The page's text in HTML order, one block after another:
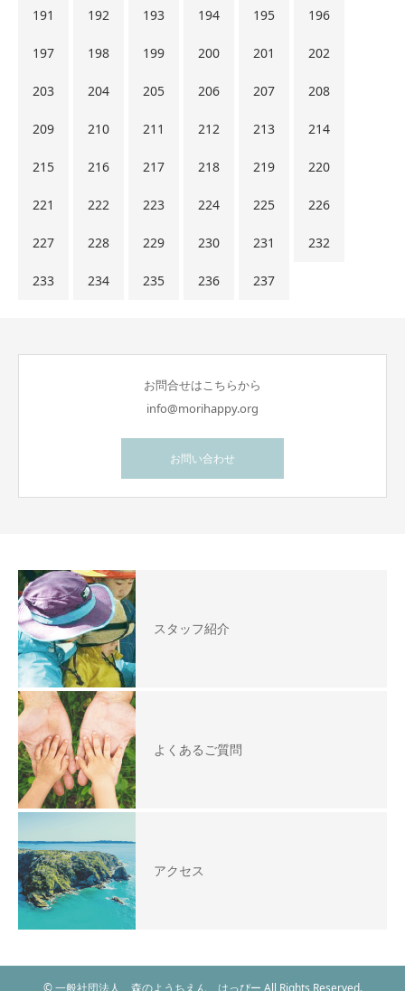
191 192 193 194 195 196
197 198 199 200 201 202
203 204 205 206 207 208
209 210 211 212 213 214
215 216 217 218 219 220
221 222 223 224 225 226
227 228 229 230 231 232
233 234 235 236 237
お問合せはこちらから
info@morihappy.org
お問い合わせ
スタッフ紹介
よくあるご質問
アクセス
© 一般社団法人 森のようちえん はっぴー All Rights Reserved.